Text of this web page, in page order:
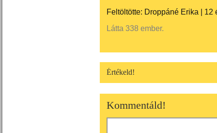
Feltöltötte: Droppáné Erika | 12
Látta 338 ember.
Értékeld!
Kommentáld!